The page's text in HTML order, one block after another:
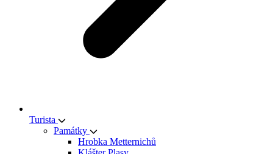
Turista
Památky
Hrobka Metternichů